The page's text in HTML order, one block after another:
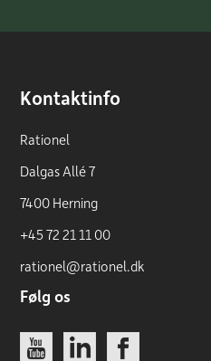
Kontaktinfo
Rationel
Dalgas Allé 7
7400 Herning
+45 72 21 11 00
rationel@rationel.dk
Følg os
Link Link